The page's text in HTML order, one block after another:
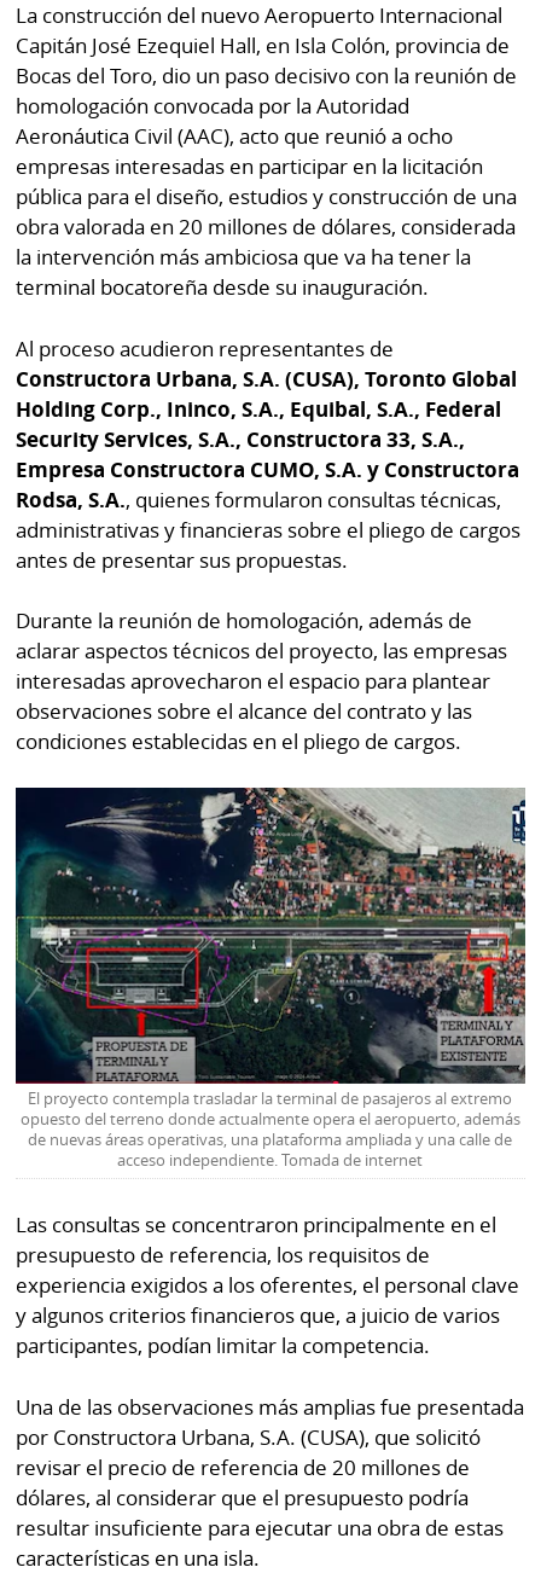
LuctuosasBuenas
prácticas
OTROS
SITIOS
Metro
por
Metro
Tienda
Panamá
Tus
Tiquetes
Cero
KM
Mi
Diario
Club
La
Prensa
Busca
Fácil
⌾
Hoy
⌾
Sábado
Picante
Repregunta
⌾
Cual
⌾
Sabrina
Sin
Censura
La construcción del nuevo Aeropuerto Internacional
Capitán José Ezequiel Hall, en Isla Colón, provincia de
Bocas del Toro, dio un paso decisivo con la reunión de
homologación convocada por la Autoridad
Aeronáutica Civil (AAC), acto que reunió a ocho
empresas interesadas en participar en la licitación
pública para el diseño, estudios y construcción de una
obra valorada en 20 millones de dólares, considerada
la intervención más ambiciosa que va ha tener la
terminal bocatoreña desde su inauguración.
Al proceso acudieron representantes de
Constructora Urbana, S.A. (CUSA), Toronto Global
Holding Corp., Ininco, S.A., Equibal, S.A., Federal
Security Services, S.A., Constructora 33, S.A.,
Empresa Constructora CUMO, S.A. y Constructora
Rodsa, S.A., quienes formularon consultas técnicas,
administrativas y financieras sobre el pliego de cargos
antes de presentar sus propuestas.
Durante la reunión de homologación, además de
aclarar aspectos técnicos del proyecto, las empresas
interesadas aprovecharon el espacio para plantear
observaciones sobre el alcance del contrato y las
condiciones establecidas en el pliego de cargos.
El proyecto contempla trasladar la terminal de pasajeros al extremo
opuesto del terreno donde actualmente opera el aeropuerto, además
de nuevas áreas operativas, una plataforma ampliada y una calle de
acceso independiente. Tomada de internet
Las consultas se concentraron principalmente en el
presupuesto de referencia, los requisitos de
experiencia exigidos a los oferentes, el personal clave
y algunos criterios financieros que, a juicio de varios
participantes, podían limitar la competencia.
Una de las observaciones más amplias fue presentada
por Constructora Urbana, S.A. (CUSA), que solicitó
revisar el precio de referencia de 20 millones de
dólares, al considerar que el presupuesto podría
resultar insuficiente para ejecutar una obra de estas
características en una isla.